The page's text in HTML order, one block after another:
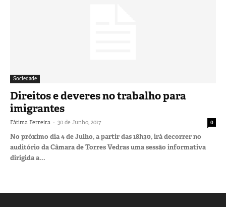
Sociedade
Direitos e deveres no trabalho para
imigrantes
Fátima Ferreira - 30 de Junho, 2017 0
No próximo dia 4 de Julho, a partir das 18h30, irá decorrer no
auditório da Câmara de Torres Vedras uma sessão informativa
dirigida a...